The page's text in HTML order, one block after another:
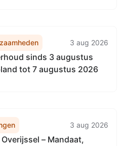
3 aug 2026
sinds 3 augustus
tot 7 augustus 2026
3 aug 2026
– Mandaat,